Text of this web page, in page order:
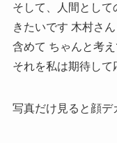
そして、人間とし
きたいです 木村さ
含めて ちゃんと考
それを私は期待して
写真だけ見ると顔デ